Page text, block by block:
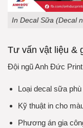
In Decal Sữa (Decal
Tư vấn vật liệu &
Đội ngũ Anh Đức
Loại decal sữa
Kỹ thuật in cho
Phương án gia